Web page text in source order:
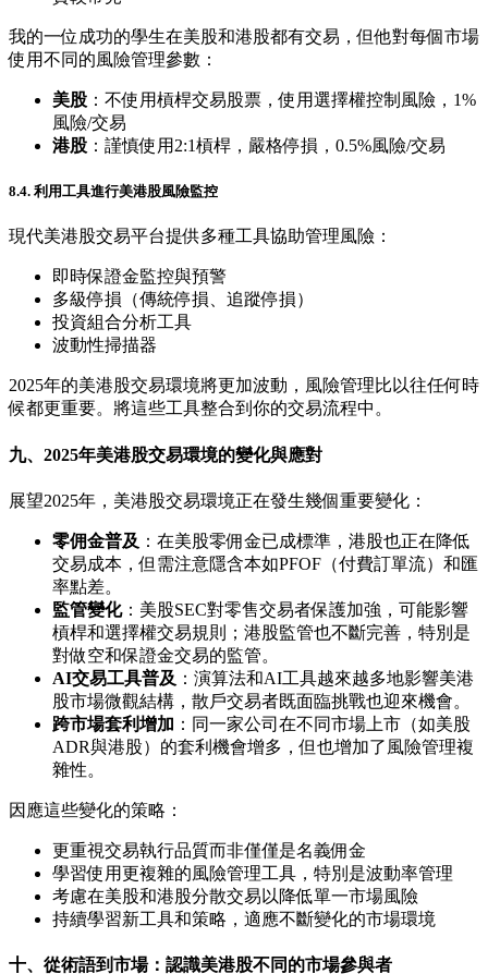
我的一位成功的學生在美股和港股都有交易，但他對每個市場
使用不同的風險管理參數：
美股 ：不使用槓桿交易股票，使用選擇權控制風險，1%
風險/交易
港股 ：謹慎使用2:1槓桿，嚴格停損，0.5%風險/交易
8.4. 利用工具進行美港股風險監控
現代美港股交易平台提供多種工具協助管理風險：
即時保證金監控與預警
多級停損（傳統停損、追蹤停損）
投資組合分析工具
波動性掃描器
2025年的美港股交易環境將更加波動，風險管理比以往任何時
候都更重要。將這些工具整合到你的交易流程中。
九、2025年美港股交易環境的變化與應對
展望2025年，美港股交易環境正在發生幾個重要變化：
零佣金普及 ：在美股零佣金已成標準，港股也正在降低
交易成本，但需注意隱含本如PFOF（付費訂單流）和匯
率點差。
監管變化：美股SEC對零售交易者保護加強，可能影響
槓桿和選擇權交易規則；港股監管也不斷完善，特別是
對做空和保證金交易的監管。
AI交易工具普及 ：演算法和AI工具越來越多地影響美港
股市場微觀結構，散戶交易者既面臨挑戰也迎來機會。
跨市場套利增加 ：同一家公司在不同市場上市（如美股
ADR與港股）的套利機會增多，但也增加了風險管理複
雜性。
因應這些變化的策略：
更重視交易執行品質而非僅僅是名義佣金
學習使用更複雜的風險管理工具，特別是波動率管理
考慮在美股和港股分散交易以降低單一市場風險
持續學習新工具和策略，適應不斷變化的市場環境
十、從術語到市場：認識美港股不同的市場參與者